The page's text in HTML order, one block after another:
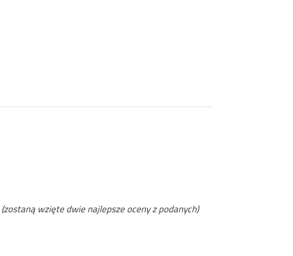
(zostaną wzięte dwie najlepsze oceny z podanych)